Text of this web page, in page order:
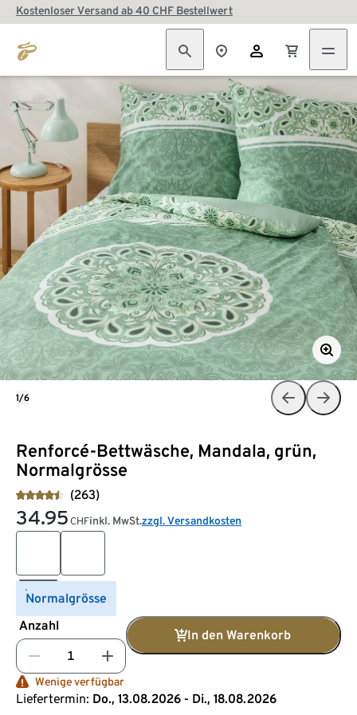
Kostenloser Versand ab 40 CHF Bestellwert
Renforcé-Bettwäsche, Mandala, grün,
Normalgrösse
(263)
34.95 CHFinkl. MwSt.zzgl. Versandkosten
Normalgrösse
Anzahl
In den Warenkorb
Wenige verfügbar
Liefertermin: Do., 13.08.2026 - Di., 18.08.2026
1/6